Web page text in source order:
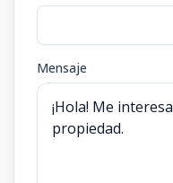
Mensaje